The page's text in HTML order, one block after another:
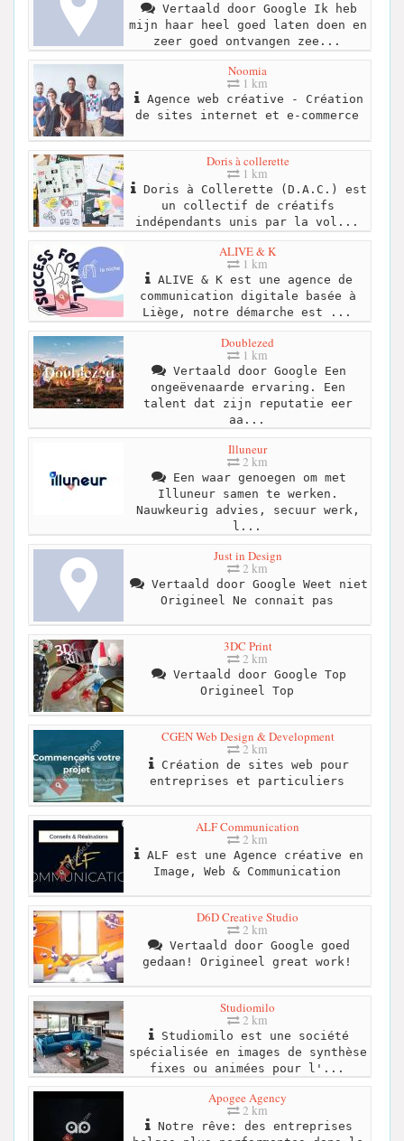
Vertaald door Google Ik heb
mijn haar heel goed laten doen en
zeer goed ontvangen zee...
Noomia
1 km
Agence web créative - Création
de sites internet et e-commerce
Doris à collerette
1 km
Doris à Collerette (D.A.C.) est
un collectif de créatifs
indépendants unis par la vol...
ALIVE & K
1 km
ALIVE & K est une agence de
communication digitale basée à
Liège, notre démarche est ...
Doublezed
1 km
Vertaald door Google Een
ongeëvenaarde ervaring. Een
talent dat zijn reputatie eer
aa...
Illuneur
2 km
Een waar genoegen om met
Illuneur samen te werken.
Nauwkeurig advies, secuur werk,
l...
Just in Design
2 km
Vertaald door Google Weet niet
Origineel Ne connait pas
3DC Print
2 km
Vertaald door Google Top
Origineel Top
CGEN Web Design & Development
2 km
Création de sites web pour
entreprises et particuliers
ALF Communication
2 km
ALF est une Agence créative en
Image, Web & Communication
D6D Creative Studio
2 km
Vertaald door Google goed
gedaan! Origineel great work!
Studiomilo
2 km
Studiomilo est une société
spécialisée en images de synthèse
fixes ou animées pour l'...
Apogee Agency
2 km
Notre rêve: des entreprises